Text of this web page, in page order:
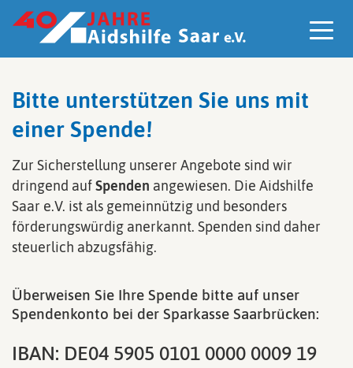
Bitte unterstützen Sie uns mit
einer Spende!
Zur Sicherstellung unserer Angebote sind wir
dringend aufSpenden angewiesen. Die Aidshilfe
Saar e.V. ist als gemeinnützig und besonders
förderungswürdig anerkannt. Spenden sind daher
steuerlich abzugsfähig.
Überweisen Sie Ihre Spende bitte auf unser
Spendenkonto bei der Sparkasse Saarbrücken:
IBAN: DE04 5905 0101 0000 0009 19